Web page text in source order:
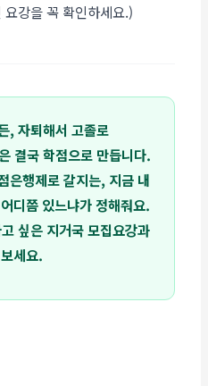
요강을 꼭 확인하세요.)
, 자퇴해서 고졸로
결국 학점으로 만듭니다.
은행제로 갈지는, 지금 내
디쯤 있느냐가 정해줘요.
싶은 지거국 모집요강과
세요.